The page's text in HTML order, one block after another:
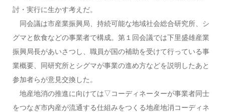
討・実行に生かす考えだ。
同会議は市産業振興局、持続可能な地域社会総合研究所、シ
グマと飲食などの事業者で構成。第１回会議では下里盛雄産業
振興局長があいさつし、職員が国の補助を受けて行っている事
業概要、同研究所とシグマが事業の進め方などを説明したあと
参加者らが意見交換した。
地産地消の推進に向けては▽コーディネーターが事業者同士
をつなぎ市内産が流通する仕組みをつくる地産地消コーディネ